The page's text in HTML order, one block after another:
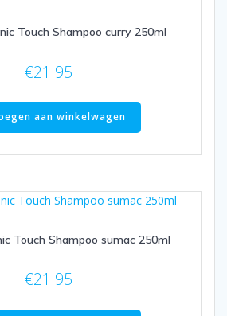
Touch Shampoo curry 250ml
€21.95
aan winkelwagen
Touch Shampoo sumac 250ml
€21.95